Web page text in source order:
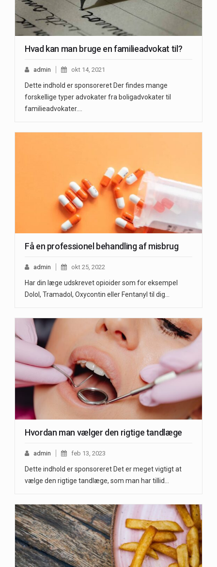
Hvad kan man bruge en familieadvokat til?
admin okt 14, 2021
Dette indhold er sponsoreret Der findes mange
forskellige typer advokater fra boligadvokater til
familieadvokater.…
Få en professionel behandling af misbrug
admin okt 25, 2022
Har din læge udskrevet opioider som for eksempel
Dolol, Tramadol, Oxycontin eller Fentanyl til dig…
Hvordan man vælger den rigtige tandlæge
admin feb 13, 2023
Dette indhold er sponsoreret Det er meget vigtigt at
vælge den rigtige tandlæge, som man har tillid…